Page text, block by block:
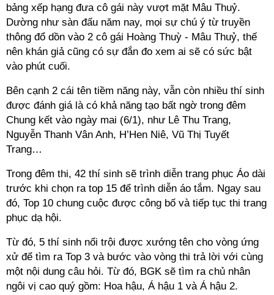
bảng xếp hạng đưa cô gái này vượt mặt Mâu Thuỷ.
Dường như sàn đấu năm nay, mọi sự chú ý từ truyền
thông đổ dồn vào 2 cô gái Hoàng Thuỳ - Mâu Thuỷ, thế
nên khán giả cũng có sự đắn đo xem ai sẽ có sức bật
vào phút cuối.
Bên cạnh 2 cái tên tiềm năng này, vẫn còn nhiều thí sinh
được đánh giá là có khả năng tạo bất ngờ trong đêm
Chung kết vào ngày mai (6/1), như Lê Thu Trang,
Nguyễn Thanh Vân Anh, H’Hen Niê, Vũ Thị Tuyết
Trang…
Trong đêm thi, 42 thí sinh sẽ trình diễn trang phục Áo dài
trước khi chọn ra top 15 để trình diễn áo tắm. Ngay sau
đó, Top 10 chung cuộc được công bố và tiếp tục thi trang
phục dạ hội.
Từ đó, 5 thí sinh nổi trội được xướng tên cho vòng ứng
xử để tìm ra Top 3 và bước vào vòng thi trả lời với cùng
một nội dung câu hỏi. Từ đó, BGK sẽ tìm ra chủ nhân
ngôi vị cao quý gồm: Hoa hậu, Á hậu 1 và Á hậu 2.